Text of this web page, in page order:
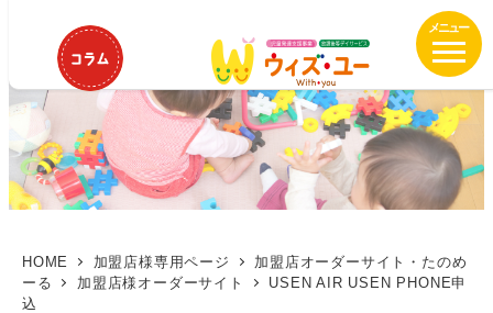
コ
テ
ン
ツ
移
動
HOME 加盟店様専用ページ
加盟店オーダーサイト・たのめ
ーる
加盟店様オーダーサイト
USEN AIR USEN PHONE申
込